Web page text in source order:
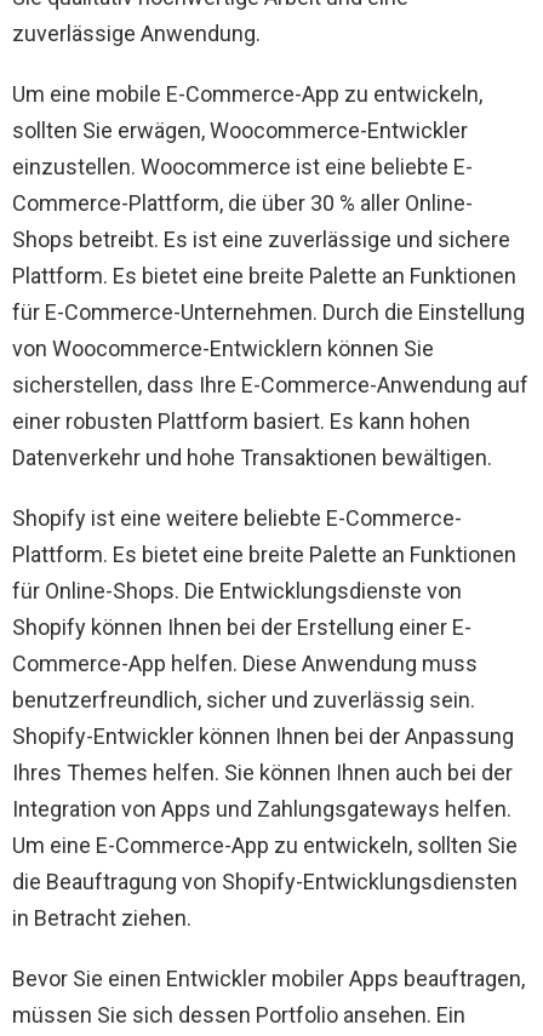
zuverlässige Anwendung.
Um eine mobile E-Commerce-App zu entwickeln,
sollten Sie erwägen, Woocommerce-Entwickler
einzustellen. Woocommerce ist eine beliebte E-
Commerce-Plattform, die über 30 % aller Online-
Shops betreibt. Es ist eine zuverlässige und sichere
Plattform. Es bietet eine breite Palette an Funktionen
für E-Commerce-Unternehmen. Durch die Einstellung
von Woocommerce-Entwicklern können Sie
sicherstellen, dass Ihre E-Commerce-Anwendung auf
einer robusten Plattform basiert. Es kann hohen
Datenverkehr und hohe Transaktionen bewältigen.
Shopify ist eine weitere beliebte E-Commerce-
Plattform. Es bietet eine breite Palette an Funktionen
für Online-Shops. Die Entwicklungsdienste von
Shopify können Ihnen bei der Erstellung einer E-
Commerce-App helfen. Diese Anwendung muss
benutzerfreundlich, sicher und zuverlässig sein.
Shopify-Entwickler können Ihnen bei der Anpassung
Ihres Themes helfen. Sie können Ihnen auch bei der
Integration von Apps und Zahlungsgateways helfen.
Um eine E-Commerce-App zu entwickeln, sollten Sie
die Beauftragung von Shopify-Entwicklungsdiensten
in Betracht ziehen.
Bevor Sie einen Entwickler mobiler Apps beauftragen,
müssen Sie sich dessen Portfolio ansehen. Ein